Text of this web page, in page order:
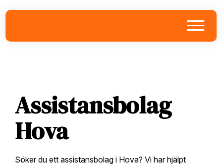
to
navigation
to
content
to
Assistansbolag
Hova
Söker du ett assistansbolag i Hova? Vi har hjälpt